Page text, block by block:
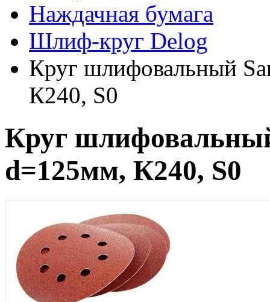
Наждачная бумага
Шлиф-круг Delog
Круг шлифовальный
К240, S0
Круг
d=125мм, К240, S0